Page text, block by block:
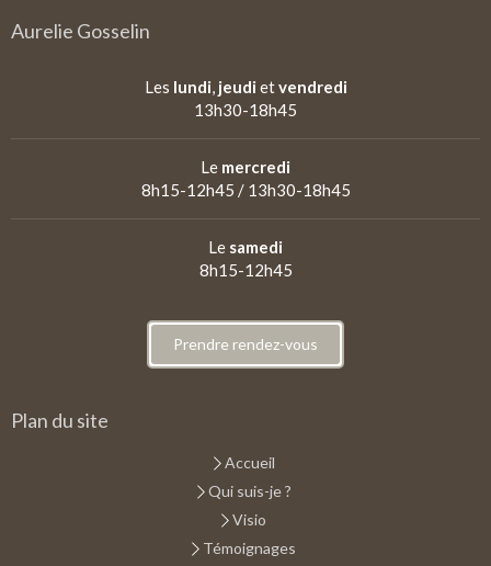
Aurelie Gosselin
Les lundi, jeudi etvendredi
13h30-18h45
Le mercredi
8h15-12h45 / 13h30-18h45
Le samedi
8h15-12h45
Prendre rendez-vous
Plan du site
Accueil
Qui suis-je ?
Visio
Témoignages